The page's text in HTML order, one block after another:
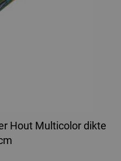
Hout Multicolor dikte